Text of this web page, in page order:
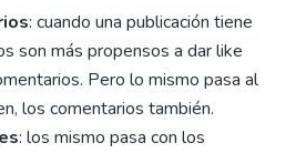
: cuando una publicación tiene
son más propensos a dar like
Pero lo mismo pasa al
los comentarios también.
: los mismo pasa con los